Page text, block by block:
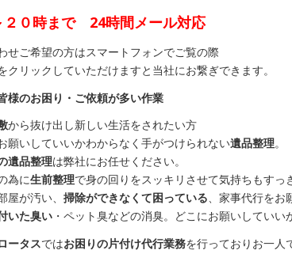
２０時まで 24時間メール対応
せご希望の方はスマートフォンでご覧の際
クリックしていただけますと当社にお繋ぎできます。
様のお困り・ご依頼が多い作業
から抜け出し新しい生活をされたい方
願いしていいかわからなく手がつけられない遺品整理。
遺品整理は弊社にお任せください。
為に生前整理で身の回りをスッキリさせて気持ちもすっ
屋が汚い、 掃除ができなくて困っている、家事代行をお
いた臭い ・ペット臭などの消臭。どこにお願いしていい
ータスではお困りの片付け代行業務を行っておりお一人